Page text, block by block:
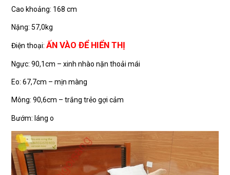
Cao khoảng: 168 cm
Nặng: 57,0kg
Điện thoại:ẤN VÀO ĐỂ HIỂN THỊ
Ngực: 90,1cm – xinh nhào nặn thoải mái
Eo: 67,7cm – mịn màng
Mông: 90,6cm – trắng trẻo gợi cảm
Bướm: láng o